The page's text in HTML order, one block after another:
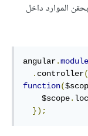
هذين الوسيطين وتقوم بحقنهما. تقوم Angular بحقن الموارد داخل
angular.module
. controller(
function(
    $scope
.
});